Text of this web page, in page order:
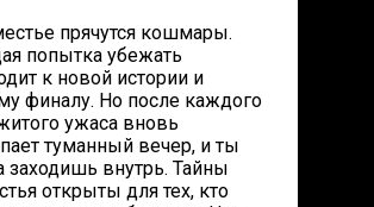
прячутся кошмары.
попытка убежать
к новой истории и
финалу. Но после каждого
ужаса вновь
туманный вечер, и ты
заходишь внутрь. Тайны
открыты для тех, кто